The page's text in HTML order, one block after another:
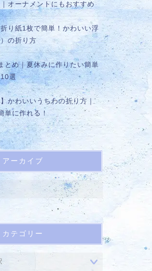
オーナメントにもおすすめ
り紙1枚で簡単！かわいい浮
の折り方
とめ｜夏休みに作りたい簡単
選
かわいいうちわの折り方｜
単に作れる！
アーカイブ
カテゴリー